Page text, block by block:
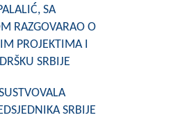
SA
RAZGOVARAO O
PROJEKTIMA I
SRBIJE
SRBIJE